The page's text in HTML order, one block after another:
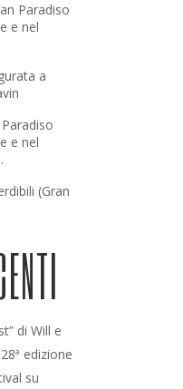
Paradiso
e nel
a
e nel
(Gran
di Will e
edizione
su